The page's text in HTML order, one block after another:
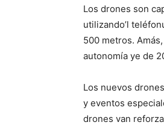
Los drones son
utilizando’l
500 metros.
autonomía ye de
Los nuevos
y eventos
drones van